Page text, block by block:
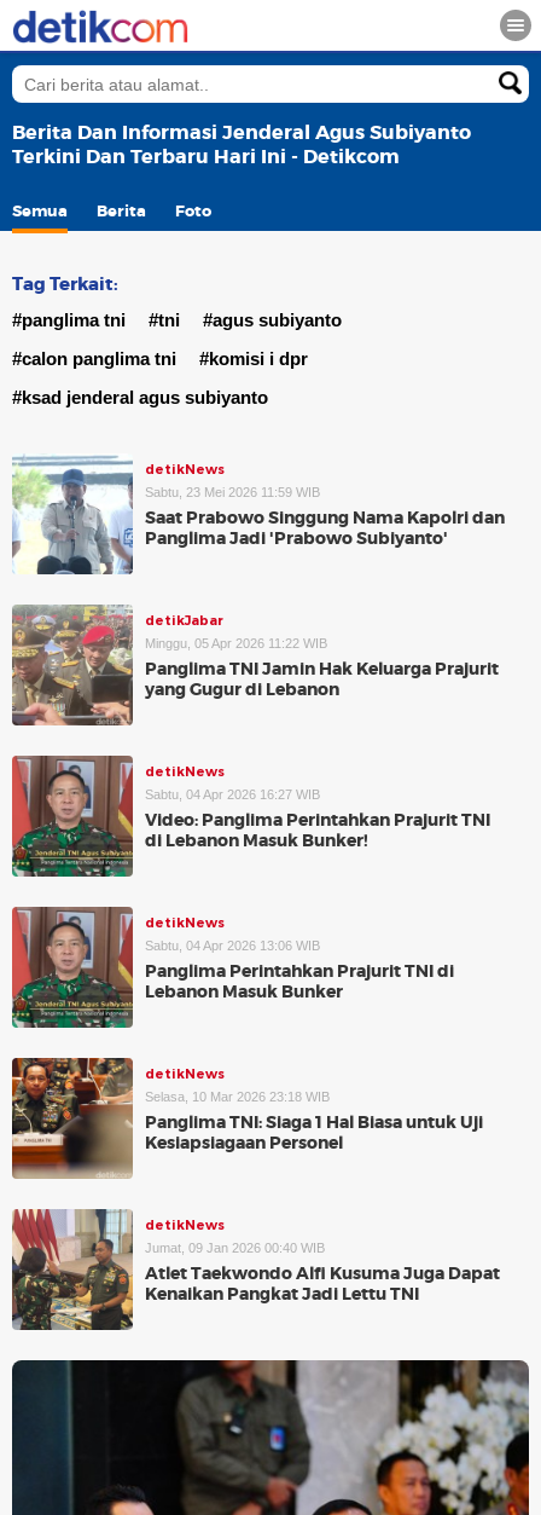
Berita Dan Informasi Jenderal Agus Subiyanto
Terkini Dan Terbaru Hari Ini - Detikcom
Semua Berita Foto
Tag Terkait:
#panglima tni #tni
#agus subiyanto
#calon panglima tni
#komisi i dpr
#ksad jenderal agus subiyanto
detikNews
Sabtu, 23 Mei 2026 11:59 WIB
Saat Prabowo Singgung Nama Kapolri dan
Panglima Jadi 'Prabowo Subiyanto'
detikJabar
Minggu, 05 Apr 2026 11:22 WIB
Panglima TNI Jamin Hak Keluarga Prajurit
yang Gugur di Lebanon
detikNews
Sabtu, 04 Apr 2026 16:27 WIB
Video: Panglima Perintahkan Prajurit TNI
di Lebanon Masuk Bunker!
detikNews
Sabtu, 04 Apr 2026 13:06 WIB
Panglima Perintahkan Prajurit TNI di
Lebanon Masuk Bunker
detikNews
Selasa, 10 Mar 2026 23:18 WIB
Panglima TNI: Siaga 1 Hal Biasa untuk Uji
Kesiapsiagaan Personel
detikNews
Jumat, 09 Jan 2026 00:40 WIB
Atlet Taekwondo Alfi Kusuma Juga Dapat
Kenaikan Pangkat Jadi Lettu TNI